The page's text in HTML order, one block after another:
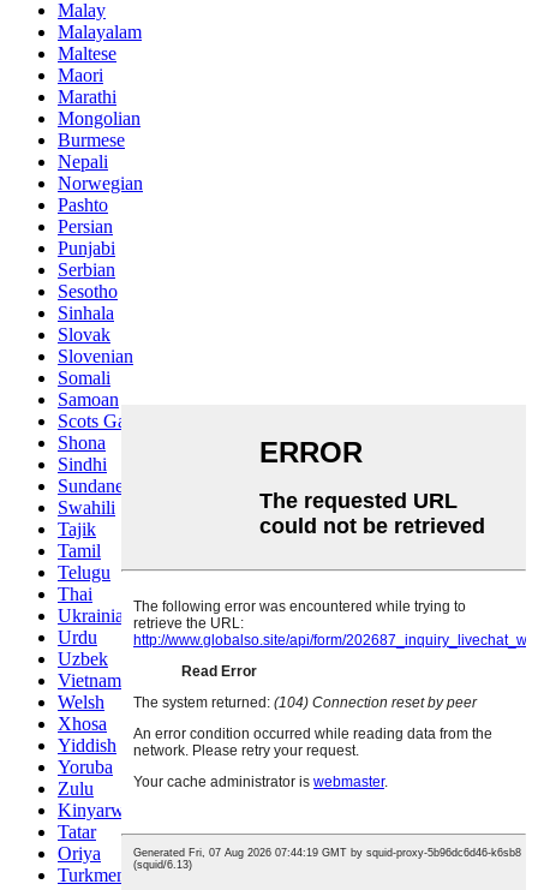
Malay
Malayalam
Maltese
Maori
Marathi
Mongolian
Burmese
Nepali
Norwegian
Pashto
Persian
Punjabi
Serbian
Sesotho
Sinhala
Slovak
Slovenian
Somali
Samoan
Scots Gaelic
Shona
Sindhi
Sundanese
Swahili
Tajik
Tamil
Telugu
Thai
Ukrainian
Urdu
Uzbek
Vietnamese
Welsh
Xhosa
Yiddish
Yoruba
Zulu
Kinyarwanda
Tatar
Oriya
Turkmen